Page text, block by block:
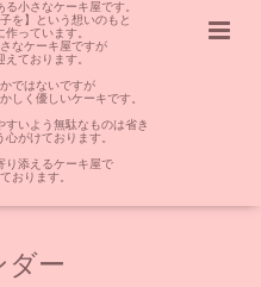
小さなケーキ屋です。
を】という想いのもと
っています。
なケーキ屋ですが
えております。
ではないですが
しく優しいケーキです。
すいよう無駄なものは省き
がけております。
り添えるケーキ屋で
おります。
ダー